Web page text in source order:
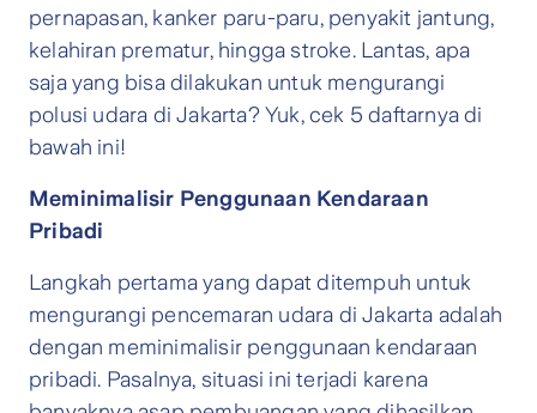
pernapasan, kanker paru-paru, penyakit jantung,
kelahiran prematur, hingga stroke. Lantas, apa
saja yang bisa dilakukan untuk mengurangi
polusi udara di Jakarta? Yuk, cek 5 daftarnya di
bawah ini!
Meminimalisir Penggunaan Kendaraan
Pribadi
Langkah pertama yang dapat ditempuh untuk
mengurangi pencemaran udara di Jakarta adalah
dengan meminimalisir penggunaan kendaraan
pribadi. Pasalnya, situasi ini terjadi karena